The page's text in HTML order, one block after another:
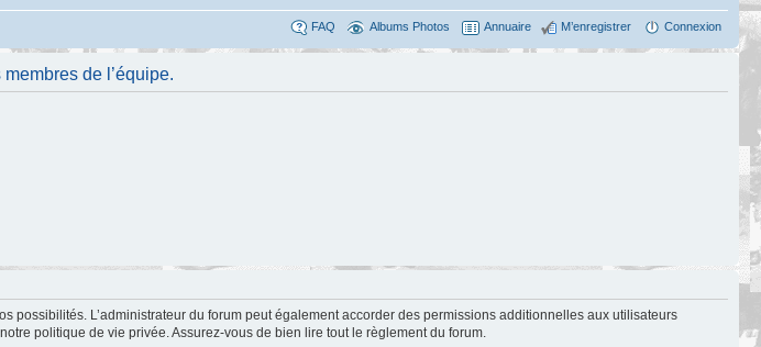
FAQ Albums Photos Annuaire M’enregistrer Connexion
de l’équipe.
possibilités. L’administrateur du forum peut également accorder des permissions additionnelles aux utilisateurs
politique de vie privée. Assurez-vous de bien lire tout le règlement du forum.